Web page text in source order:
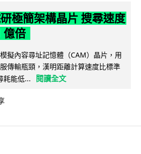
極簡架構晶片 搜尋速度
億倍
擬內容尋址記憶體（CAM）晶片，用
傳輸瓶頸，漢明距離計算速度比標準
耗能低...
閱讀全文